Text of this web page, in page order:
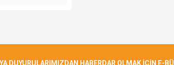
DUYURULARIMIZDAN HABERDAR OLMAK İÇİN E-